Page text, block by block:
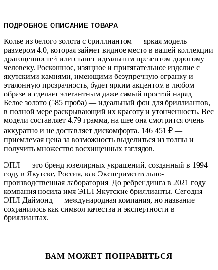
ПОДРОБНОЕ ОПИСАНИЕ ТОВАРА
Колье из белого золота с бриллиантом — яркая модель
размером 4.0, которая займет видное место в вашей коллекции
драгоценностей или станет идеальным презентом дорогому
человеку. Роскошное, изящное и притягательное изделие с
якутскими камнями, имеющими безупречную огранку и
эталонную прозрачность, будет ярким акцентом в любом
образе и сделает элегантным даже самый простой наряд.
Белое золото (585 проба) — идеальный фон для бриллиантов,
в полной мере раскрывающий их красоту и утонченность. Вес
модели составляет 4.79 грамма, на шее она смотрится очень
аккуратно и не доставляет дискомфорта. 146 451 ₽ —
приемлемая цена за возможность выделиться из толпы и
получить множество восхищенных взглядов.
ЭПЛ — это бренд ювелирных украшений, созданный в 1994
году в Якутске, Россия, как Экспериментально-
производственная лаборатория. До ребрендинга в 2021 году
компания носила имя ЭПЛ Якутские бриллианты. Сегодня
ЭПЛ Даймонд — международная компания, но название
сохранилось как символ качества и экспертности в
бриллиантах.
ВАМ МОЖЕТ ПОНРАВИТЬСЯ